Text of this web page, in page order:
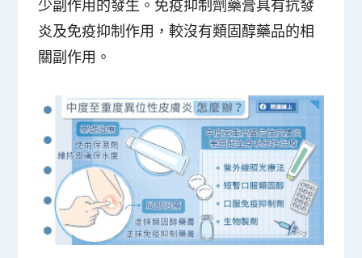
少副作用的發生。免疫抑制劑藥膏具有抗發
炎及免疫抑制作用，較沒有類固醇藥品的相
關副作用。